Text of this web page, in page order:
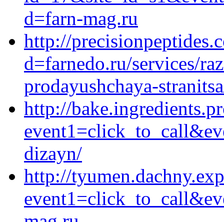
d=farn-mag.ru
http://
d=farnedo.ru/services/
prodayushchaya-
http://
dizayn/
http://